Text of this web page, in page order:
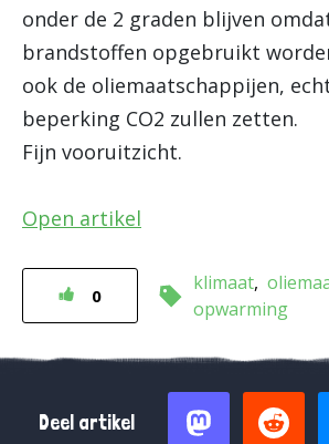
onder de 2 graden blijven
brandstoffen opgebruikt
ook de oliemaatschappijen,
beperking CO2 zullen zetten.
Fijn vooruitzicht.
Open artikel
0
klimaat
opwarming
Deel artikel